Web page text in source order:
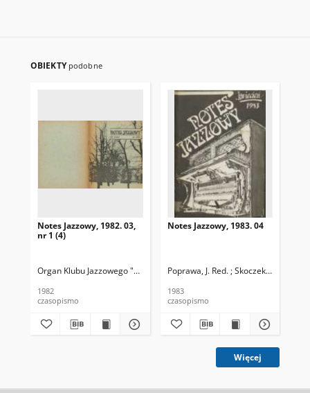
OBIEKTY podobne
Notes Jazzowy, 1982. 03,
nr 1 (4)
Organ Klubu Jazzowego "Rotunda" Skoczek, T. Red.
1982
czasopismo
Notes Jazzowy, 1983. 04
Poprawa, J. Red. ; Skoczek T. Red.
1983
czasopismo
Więcej